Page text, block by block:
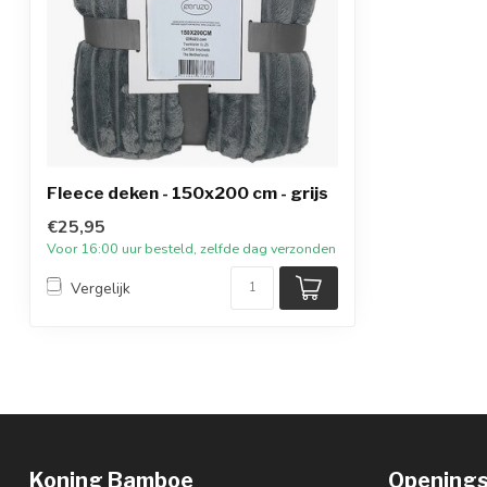
Fleece deken - 150x200 cm - grijs
€25,95
Voor 16:00 uur besteld, zelfde dag verzonden
Vergelijk
Koning Bamboe